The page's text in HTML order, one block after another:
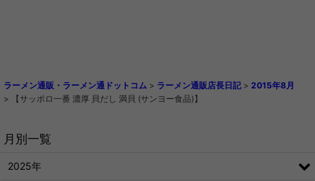
ラーメン通販・ラーメン通ドットコム > ラーメン通販店長日記 > 2015年8月
>
【サッポロ一番 濃厚 貝だし 満貝 (サンヨー食品)】
月別一覧
2025年